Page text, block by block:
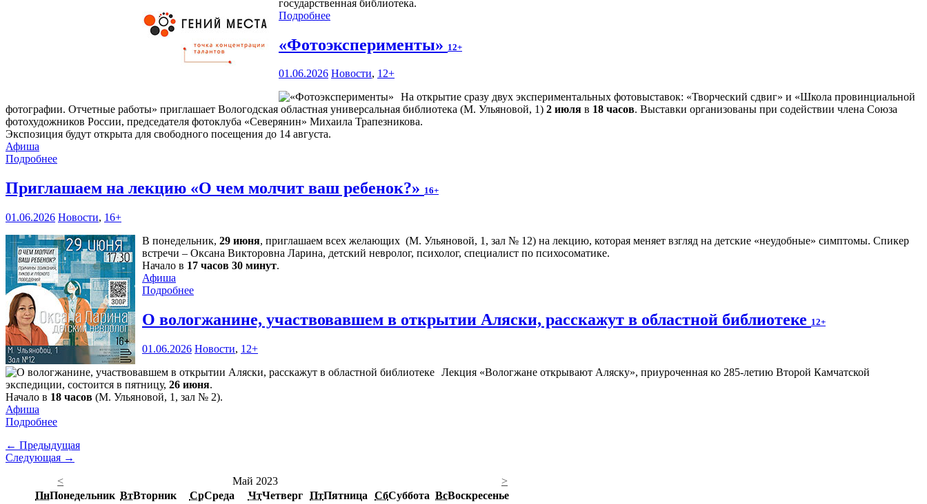
государственная библиотека.
Подробнее
«Фотоэксперименты» 12+
01.06.2026 Новости, 12+
На открытие сразу двух экспериментальных фотовыставок: «Творческий сдвиг» и «Школа провинциальной
фотографии. Отчетные работы» приглашает Вологодская областная универсальная библиотека (М. Ульяновой, 1) 2 июля в 18 часов. Выставки организованы при содействии члена Союза
фотохудожников России, председателя фотоклуба «Северянин» Михаила Трапезникова.
Экспозиция будут открыта для свободного посещения до 14 августа.
Афиша
Подробнее
Приглашаем на лекцию «О чем молчит ваш ребенок?» 16+
01.06.2026 Новости, 16+
В понедельник, 29 июня, приглашаем всех желающих (М. Ульяновой, 1, зал № 12) на лекцию, которая меняет взгляд на детские «неудобные» симптомы. Спикер
встречи – Оксана Викторовна Ларина, детский невролог, психолог, специалист по психосоматике.
Начало в 17 часов 30 минут.
Афиша
Подробнее
О вологжанине, участвовавшем в открытии Аляски, расскажут в областной библиотеке 12+
01.06.2026 Новости, 12+
Лекция «Вологжане открывают Аляску», приуроченная ко 285-летию Второй Камчатской
экспедиции, состоится в пятницу, 26 июня.
Начало в 18 часов (М. Ульяновой, 1, зал № 2).
Афиша
Подробнее
← Предыдущая
Следующая →
<
Май 2023
>
ПнПонедельник ВтВторник СрСреда ЧтЧетверг ПтПятница СбСуббота ВсВоскресенье